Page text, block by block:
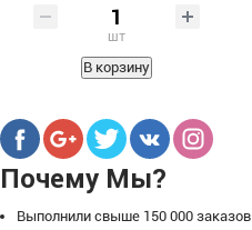
шт
В корзину
Почему Мы?
Выполнили свыше 150 000 заказов